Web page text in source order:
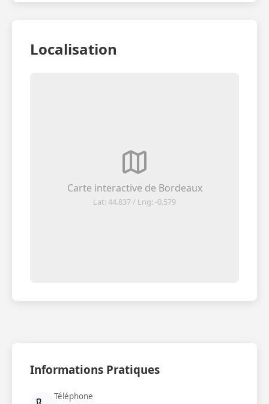
Localisation
Carte interactive de Bordeaux
Lat: 44.837 / Lng: -0.579
Informations Pratiques
Téléphone